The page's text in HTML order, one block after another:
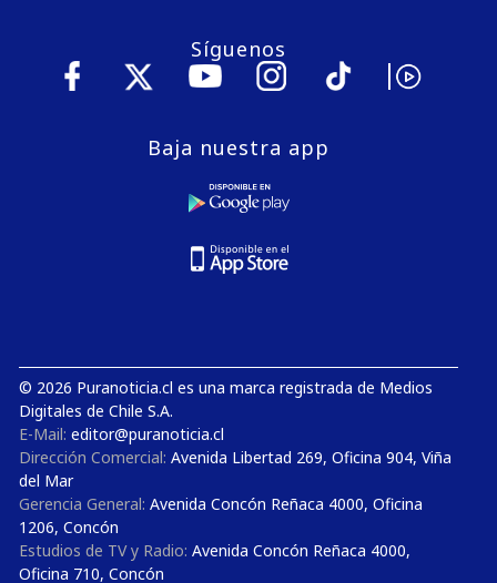
Síguenos
Baja nuestra app
© 2026 Puranoticia.cl es una marca registrada de Medios
Digitales de Chile S.A.
E-Mail: editor@puranoticia.cl
Dirección Comercial: Avenida Libertad 269, Oficina 904, Viña
del Mar
Gerencia General: Avenida Concón Reñaca 4000, Oficina
1206, Concón
Estudios de TV y Radio: Avenida Concón Reñaca 4000,
Oficina 710, Concón